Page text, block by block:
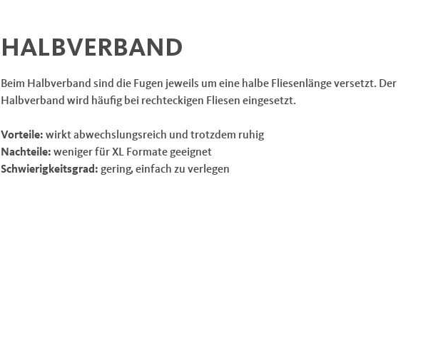
HALBVERBAND
Beim Halbverband sind die Fugen jeweils um eine halbe Fliesenlänge versetzt. Der
Halbverband wird häufig bei rechteckigen Fliesen eingesetzt.
Vorteile: wirkt abwechslungsreich und trotzdem ruhig
Nachteile: weniger für XL Formate geeignet
Schwierigkeitsgrad: gering, einfach zu verlegen